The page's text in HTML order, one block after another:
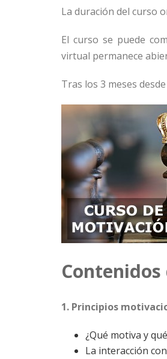
La duración del curso
El curso se puede
virtual permanece
Tras los 3 meses
1. Principios
¿Qué motiva y
La interacción